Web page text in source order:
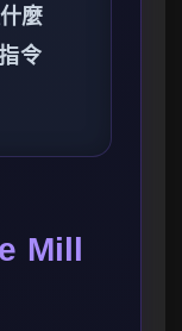
麼
令
Mill